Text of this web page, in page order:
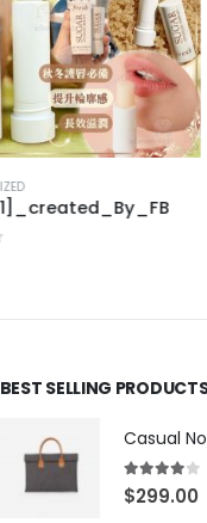
BEST SELLING
Casual
4.00out
$299.00